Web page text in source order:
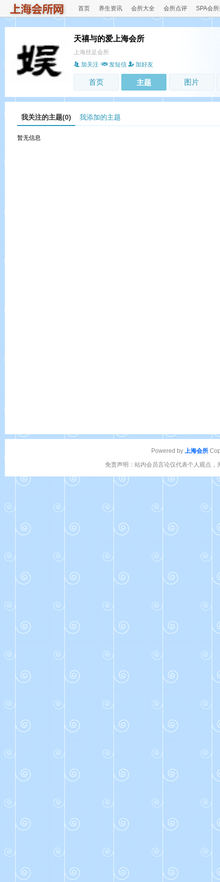
首页 养生资讯 会所大全 会所点评 SPA会
天禧与的爱上海会所
上海丝足会所
加关注
发短信 加好友
首页 主题 图片
我关注的主题(0) 我添加的主题
暂无信息
Powered by 上海会所
免责声明：站内会员言论仅代表个人观点